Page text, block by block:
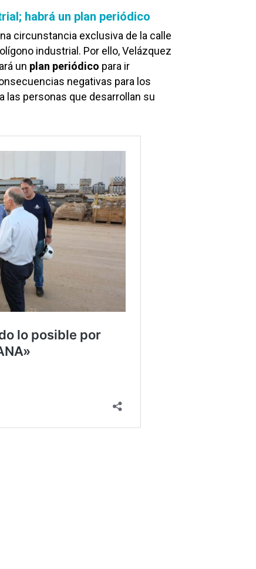
habrá un plan periódico
circunstancia exclusiva de la calle
industrial. Por ello, Velázquez
un plan periódico para ir
negativas para los
las personas que desarrollan su